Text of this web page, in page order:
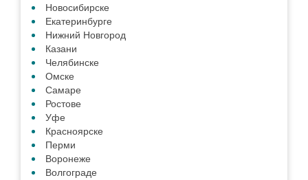
Новосибирске
Екатеринбурге
Нижний Новгород
Казани
Челябинске
Омске
Самаре
Ростове
Уфе
Красноярске
Перми
Воронеже
Волгограде